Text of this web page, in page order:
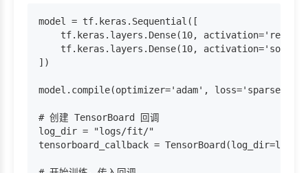
model = tf.keras.Sequential([
tf.keras.layers.Dense(10, activation='relu',
tf.keras.layers.Dense(10,
])
model.compile(optimizer='adam',
# 创建 TensorBoard 回调
log_dir = "logs/fit/"
tensorboard_callback =